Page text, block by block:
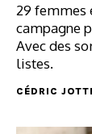
29 femmes
campagne
Avec des
listes.
CÉDRIC